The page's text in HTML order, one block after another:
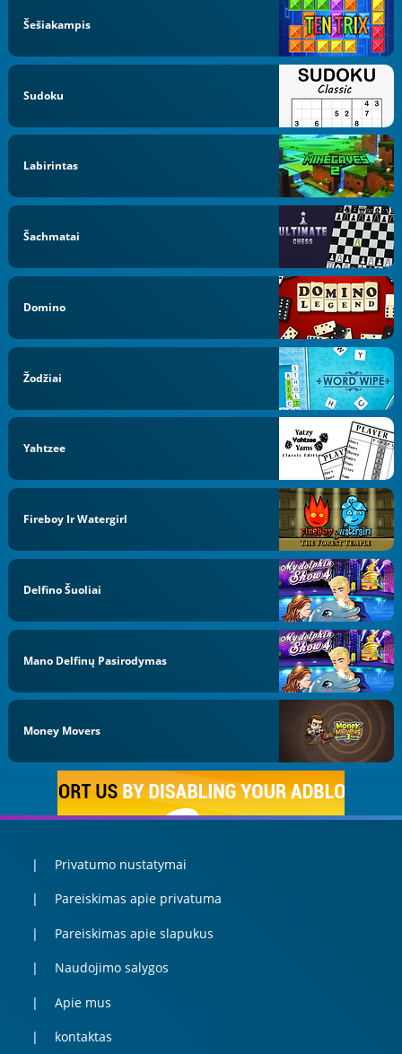
Šešiakampis
Sudoku
Labirintas
Šachmatai
Domino
Žodžiai
Yahtzee
Fireboy Ir Watergirl
Delfino Šuoliai
Mano Delfinų Pasirodymas
Money Movers
Privatumo nustatymai
Pareiskimas apie privatuma
Pareiskimas apie slapukus
Naudojimo salygos
Apie mus
kontaktas